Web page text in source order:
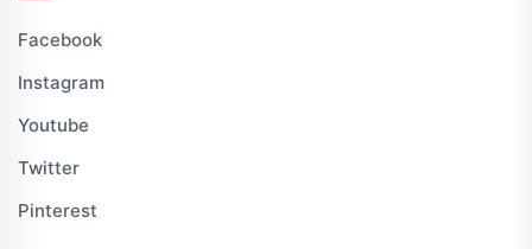
Facebook
Instagram
Youtube
Twitter
Pinterest